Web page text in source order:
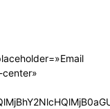
center»